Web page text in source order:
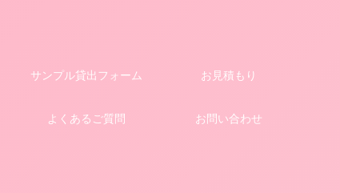
サンプル貸出フォーム お見積もり
よくあるご質問 お問い合わせ